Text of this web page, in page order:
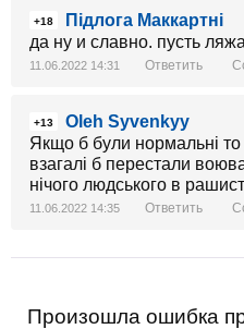
+18
Підлога Маккартні
да ну и славно. пусть
11.06.2022 14:31 Ответить
+13
Oleh Syvenkyy
Якщо б були нормальні то
взагалі б перестали
нічого людського в
11.06.2022 14:35 Ответить
Произошла ошибка